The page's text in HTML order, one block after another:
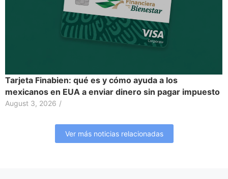
Tarjeta Finabien: qué es y cómo ayuda a los
mexicanos en EUA a enviar dinero sin pagar impuesto
August 3, 2026 /
Ver más noticias relacionadas